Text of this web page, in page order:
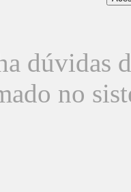
dúvidas
no